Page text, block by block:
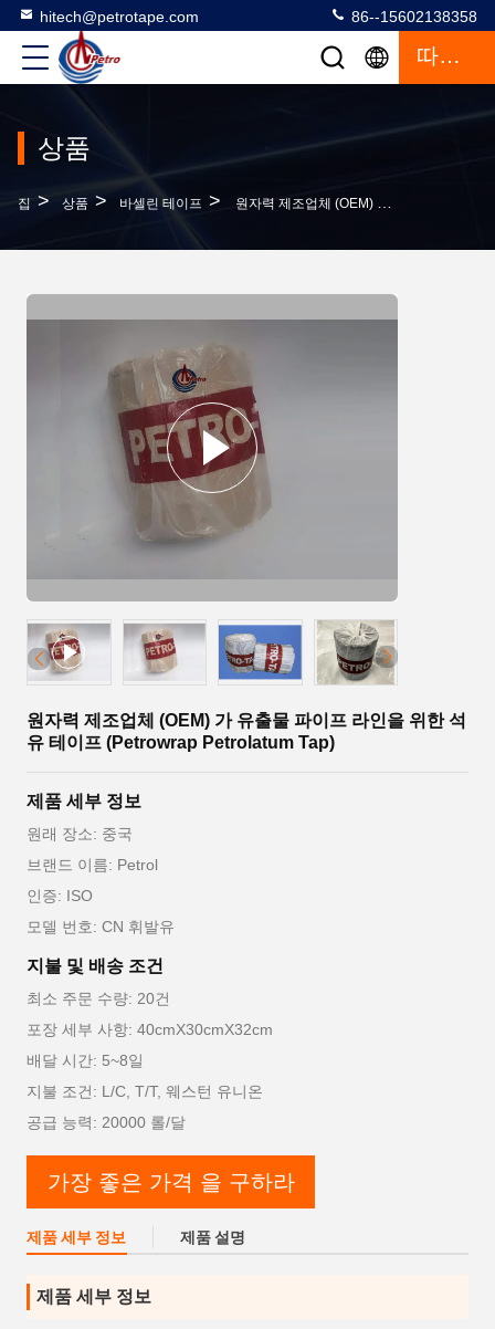
hitech@petrotape.com 86--15602138358
따옴표
상품
집 > 상품 > 바셀린 테이프 > 원자력 제조업체 (OEM) 가 유출물 파이프 라인을 위한 석유 테이프 (Petrowrap Petrolatum Tap)
원자력 제조업체 (OEM) 가 유출물 파이프 라인을 위한 석
유 테이프 (Petrowrap Petrolatum Tap)
제품 세부 정보
원래 장소: 중국
브랜드 이름: Petrol
인증: ISO
모델 번호: CN 휘발유
지불 및 배송 조건
최소 주문 수량: 20건
포장 세부 사항: 40cmX30cmX32cm
배달 시간: 5~8일
지불 조건: L/C, T/T, 웨스턴 유니온
공급 능력: 20000 롤/달
가장 좋은 가격 을 구하라
제품 세부 정보 제품 설명
제품 세부 정보